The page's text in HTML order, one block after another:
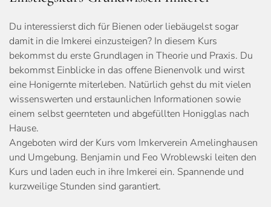
Du interessierst dich für Bienen oder liebäugelst sogar
damit in die Imkerei einzusteigen? In diesem Kurs
bekommst du erste Grundlagen in Theorie und Praxis. Du
bekommst Einblicke in das offene Bienenvolk und wirst
eine Honigernte miterleben. Natürlich gehst du mit vielen
wissenswerten und erstaunlichen Informationen sowie
einem selbst geernteten und abgefüllten Honigglas nach
Hause.
Angeboten wird der Kurs vom Imkerverein Amelinghausen
und Umgebung. Benjamin und Feo Wroblewski leiten den
Kurs und laden euch in ihre Imkerei ein. Spannende und
kurzweilige Stunden sind garantiert.